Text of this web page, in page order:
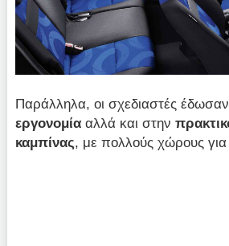
Παράλληλα, οι σχεδιαστές
εργονομία αλλά και στην
καμπίνας, με πολλούς χώρους για